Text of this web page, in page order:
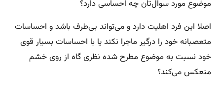
موضوع مورد سوال‌تان چه احساسی دارد؟
اصلا این فرد اهلیت دارد و می‌تواند بی‌طرف باشد و احساسات
متعصبانه خود را درگیر ماجرا نکند یا با احساسات بسیار قوی
خود نسبت به موضوع مطرح شده نظری گاه از روی خشم
منعکس می‌کند؟